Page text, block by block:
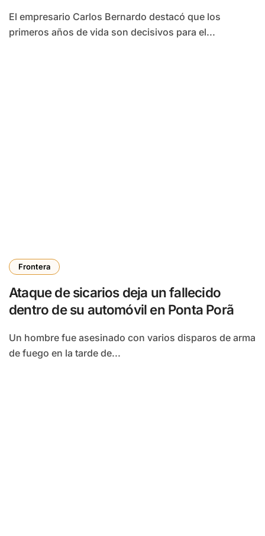
El empresario Carlos Bernardo destacó que los
primeros años de vida son decisivos para el...
Frontera
Ataque de sicarios deja un fallecido
dentro de su automóvil en Ponta Porã
Un hombre fue asesinado con varios disparos de arma
de fuego en la tarde de...